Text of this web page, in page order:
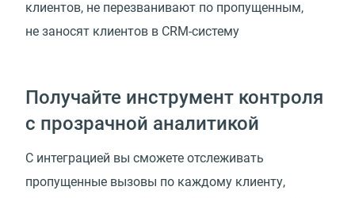
клиентов, не перезванивают по пропущенным,
не заносят клиентов в CRM-систему
Получайте инструмент контроля
с прозрачной аналитикой
С интеграцией вы сможете отслеживать
пропущенные вызовы по каждому клиенту,